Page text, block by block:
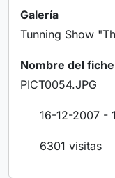
Galería
Tunning Show
Nombre del
PICT0054.JPG
16-12-2007 -
6301 visitas